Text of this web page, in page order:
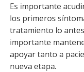
Es importante
los primeros
tratamiento lo
importante
apoyar tanto a
nueva etapa.